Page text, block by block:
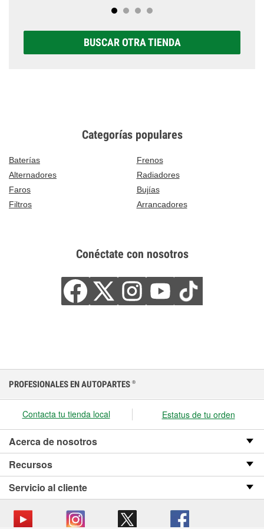
BUSCAR OTRA TIENDA
Categorías populares
Baterías
Frenos
Alternadores
Radiadores
Faros
Bujías
Filtros
Arrancadores
Conéctate con nosotros
PROFESIONALES EN AUTOPARTES ®
Contacta tu tienda local Estatus de tu orden
Acerca de nosotros
Recursos
Servicio al cliente